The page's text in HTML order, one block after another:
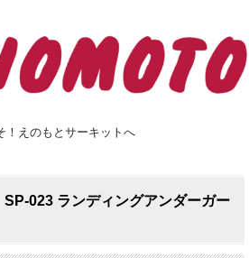
！えのもとサーキットへ
023 ランディングアンダーガー